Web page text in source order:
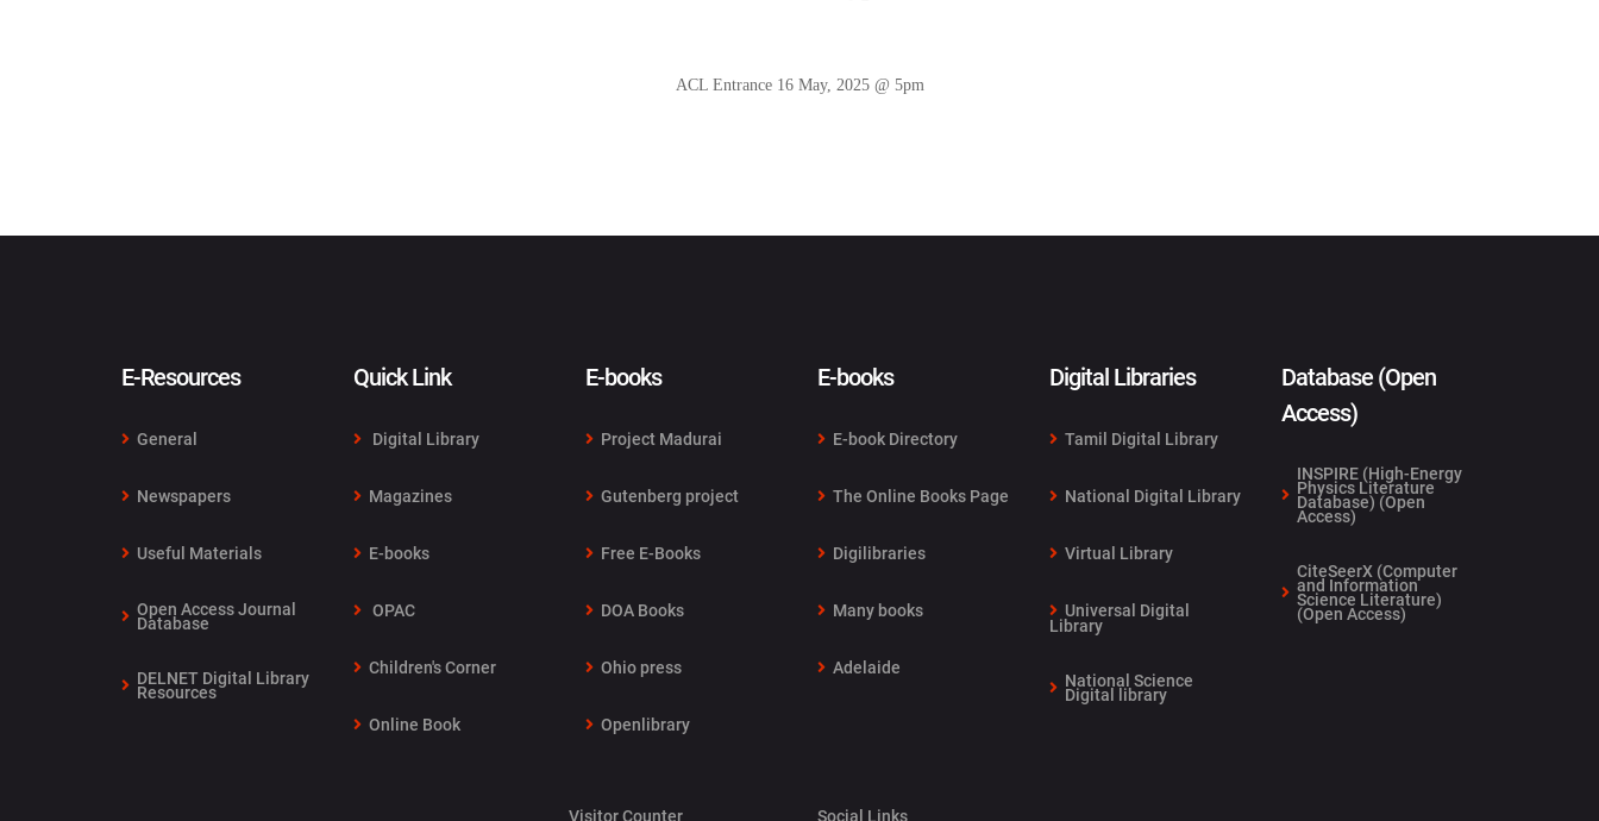
ACL Entrance 16 May, 2025 @ 5pm
E-Resources
General
Newspapers
Useful Materials
Open Access Journal
Database
DELNET Digital Library
Resources
Quick Link
Digital Library
Magazines
E-books
OPAC
Children's Corner
Online Book
E-books
Project Madurai
Gutenberg project
Free E-Books
DOA Books
Ohio press
Openlibrary
E-books
E-book Directory
The Online Books Page
Digilibraries
Many books
Adelaide
Digital Libraries
Tamil Digital Library
National Digital Library
Virtual Library
Universal Digital
Library
National Science
Digital library
Database (Open
Access)
INSPIRE (High-Energy
Physics Literature
Database) (Open
Access)
CiteSeerX (Computer
and Information
Science Literature)
(Open Access)
Visitor Counter Social Links